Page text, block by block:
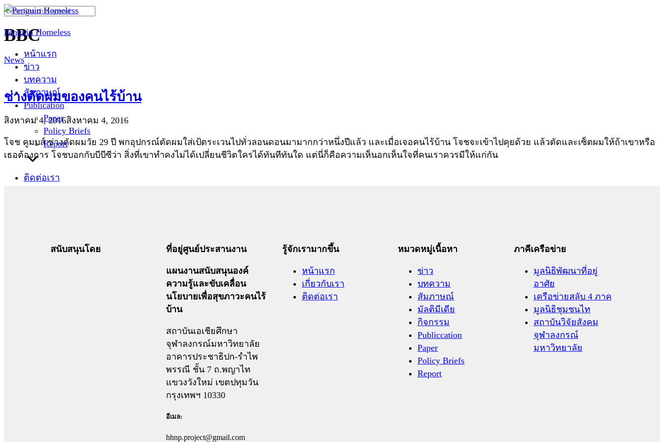
Skip
content
Penguin Homeless
หน้าแรก
ข่าว
บทความ
สัมภาษณ์
Publication
Paper
Policy Briefs
Report
ติดต่อเรา
Search
BBC
News
ช่างตัดผมของคนไร้บ้าน
สิงหาคม 4, 2016สิงหาคม 4, 2016
โจช คูมบส์ ช่างตัดผมวัย 29 ปี พกอุปกรณ์ตัดผมใส่เป้ตระเวนไปทั่วลอนดอนมามากกว่าหนึ่งปีแล้ว และเมื่อเจอคนไร้บ้าน โจชจะเข้าไปคุยด้วย แล้วตัดและเซ็ตผมให้ถ้าเขาหรือ
เธอต้องการ โจชบอกกับบีบีซีว่า สิ่งที่เขาทำคงไม่ได้เปลี่ยนชีวิตใครได้ทันทีทันใด แต่นี่ก็คือความเห็นอกเห็นใจที่คนเราควรมีให้แก่กัน
สนับสนุนโดย ที่อยู่ศูนย์ประสานงาน
แผนงานสนับสนุนองค์
ความรู้และขับเคลื่อน
นโยบายเพื่อสุขภาวะคนไร้
บ้าน
สถาบันเอเชียศึกษา
จุฬาลงกรณ์มหาวิทยาลัย
อาคารประชาธิปก-รำไพ
พรรณี ชั้น 7 ถ.พญาไท
แขวงวังใหม่ เขตปทุมวัน
กรุงเทพฯ 10330
อีเมล:
hhnp.project@gmail.com
รู้จักเรามากขึ้น
หน้าแรก
เกี่ยวกับเรา
ติดต่อเรา
หมวดหมู่เนื้อหา
ข่าว
บทความ
สัมภาษณ์
มัลติมีเดีย
กิจกรรม
Publiccation
Paper
Policy Briefs
Report
ภาคีเครือข่าย
มูลนิธิพัฒนาที่อยู่
อาศัย
เครือข่ายสลับ 4 ภาค
มูลนิธิชุมชนไท
สถาบันวิจัยสังคม
จุฬาลงกรณ์
มหาวิทยาลัย